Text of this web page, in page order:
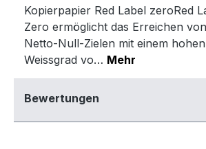
Kopierpapier Red Label zeroRed
Zero ermöglicht das Erreichen
Netto-Null-Zielen mit einem hohen
Weissgrad vo… Mehr
Bewertungen